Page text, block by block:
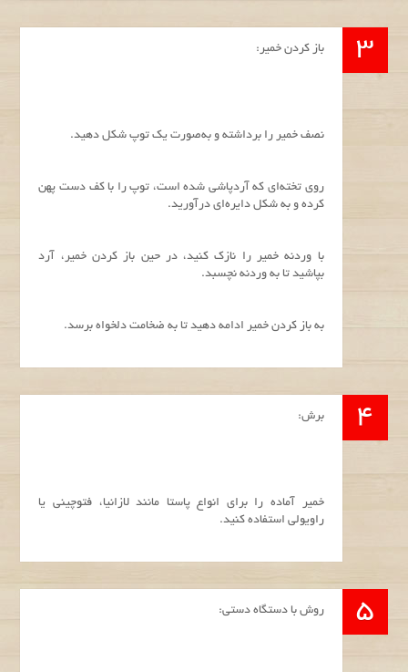
باز کردن خمیر:
نصف خمیر را برداشته و به‌صورت یک توپ شکل دهید.
روی تخته‌ای که آردپاشی شده است، توپ را با کف دست پهن
کرده و به شکل دایره‌ای درآورید.
با وردنه خمیر را نازک کنید، در حین باز کردن خمیر، آرد
بپاشید تا به وردنه نچسبد.
به باز کردن خمیر ادامه دهید تا به ضخامت دلخواه برسد.
برش:
خمیر آماده را برای انواع پاستا مانند لازانیا، فتوچینی یا
راویولی استفاده کنید.
روش با دستگاه دستی: